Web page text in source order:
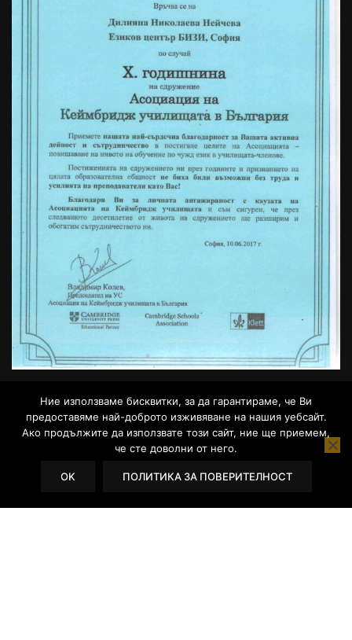
WordPress Theme L.TodorovPowered by WordPress.
Ние използваме бисквитки, за да гарантираме, че Ви
предоставяме най-доброто изживяване на нашия уебсайт.
Ако продължите да използвате този сайт, ние ще приемем,
че сте доволни от него.
OK ПОЛИТИКА ЗА ПОВЕРИТЕЛНОСТ